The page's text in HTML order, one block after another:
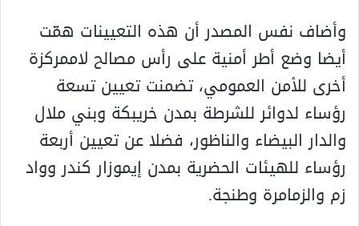
وأضاف نفس المصدر أن هذه التعيينات همّت
أيضا وضع أطر أمنية على رأس مصالح لاممركزة
أخرى للأمن العمومي، تضمنت تعيين تسعة
رؤساء لدوائر للشرطة بمدن خريبكة وبني ملال
والدار البيضاء والناظور، فضلا عن تعيين أربعة
رؤساء للهيئات الحضرية بمدن إيموزار كندر وواد
زم والزمامرة وطنجة.